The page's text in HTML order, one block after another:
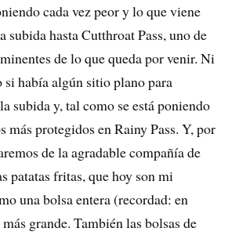
cada vez peor y lo que viene
subida hasta Cutthroat Pass, uno de
de lo que queda por venir. Ni
si había algún sitio plano para
subida y, tal como se está poniendo
más protegidos en Rainy Pass. Y, por
de la agradable compañía de
patatas fritas, que hoy son mi
una bolsa entera (recordad: en
grande. También las bolsas de